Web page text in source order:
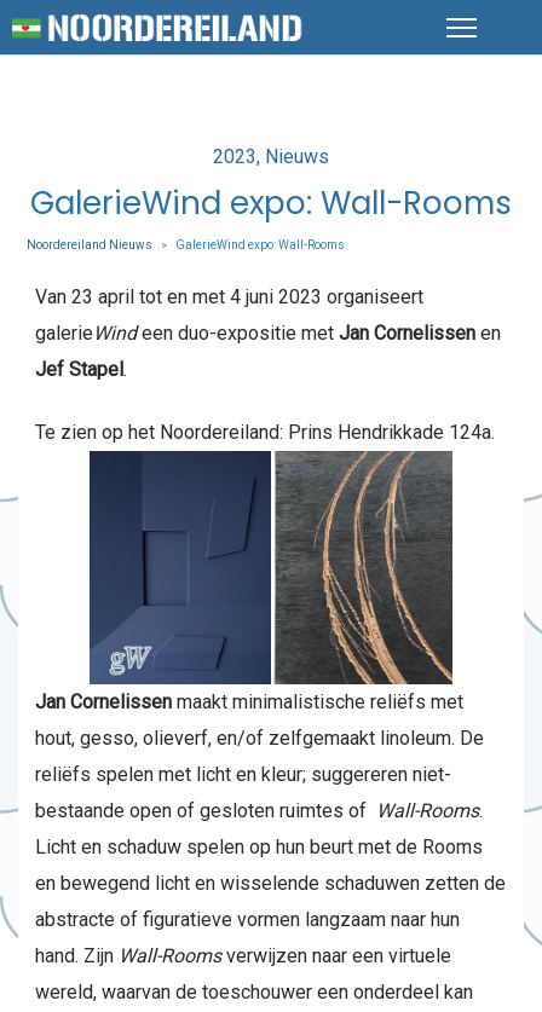
Posted
in
2023 Nieuws
GalerieWind expo: Wall-Rooms
Noordereiland Nieuws > GalerieWind expo: Wall-Rooms
Van 23 april tot en met 4 juni 2023 organiseert
galerieWindeen duo-expositie met Jan Cornelissen en
Jef Stapel.
Te zien op het Noordereiland: Prins Hendrikkade 124a.
Jan Cornelissen maakt minimalistische reliëfs met
hout, gesso, olieverf, en/of zelfgemaakt linoleum. De
reliëfs spelen met licht en kleur; suggereren niet-
bestaande open of gesloten ruimtes of Wall-Rooms.
Licht en schaduw spelen op hun beurt met de Rooms
en bewegend licht en wisselende schaduwen zetten de
abstracte of figuratieve vormen langzaam naar hun
hand. Zijn Wall-Roomsverwijzen naar een virtuele
wereld, waarvan de toeschouwer een onderdeel kan